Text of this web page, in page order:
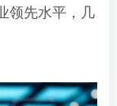
领先水平，几